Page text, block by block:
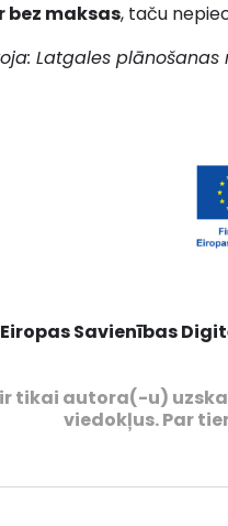
bez maksas, taču
Latgales
Savienības
tikai autora(-u)
viedokļus. Par